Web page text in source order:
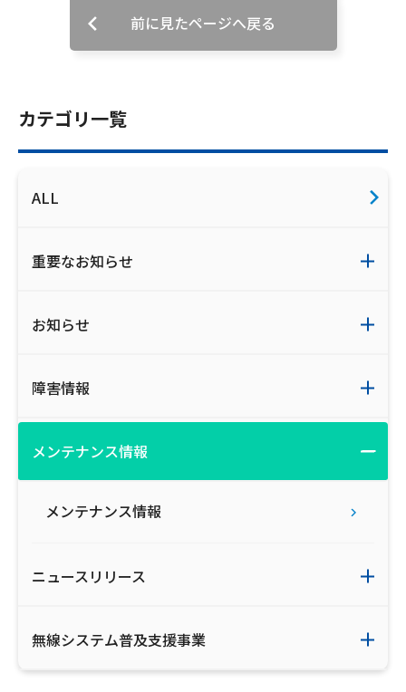
サイトマップ
情報セキュリティ基本方針
広告掲載のご案内
カテゴリ一覧
ALL
重要なお知らせ
お知らせ
障害情報
メンテナンス情報
メンテナンス情報
ニュースリリース
無線システム普及支援事業
前に見たページへ戻る